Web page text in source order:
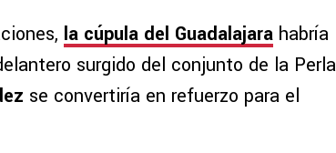
la cúpula del Guadalajara habría
surgido del conjunto de la Perla
se convertiría en refuerzo para el